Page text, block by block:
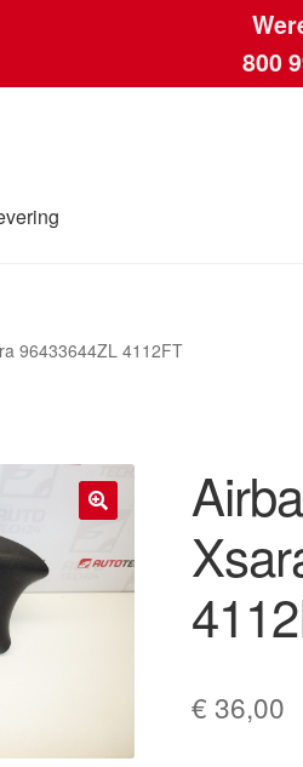
800
96433644ZL 4112FT
€ 36,00